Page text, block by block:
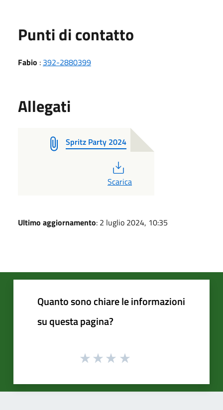
Punti di contatto
Fabio : 392-2880399
Allegati
Spritz Party 2024
Scarica
Ultimo aggiornamento: 2 luglio 2024, 10:35
Quanto sono chiare le informazioni
su questa pagina?